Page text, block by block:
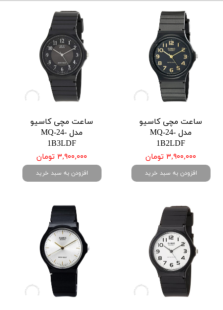
ساعت مچی کاسیو
مدل MQ-24-
1B2LDF
۳,۹۰۰,۰۰۰ تومان
افزودن به سبد خرید
ساعت مچی کاسیو
مدل MQ-24-
1B3LDF
۳,۹۰۰,۰۰۰ تومان
افزودن به سبد خرید